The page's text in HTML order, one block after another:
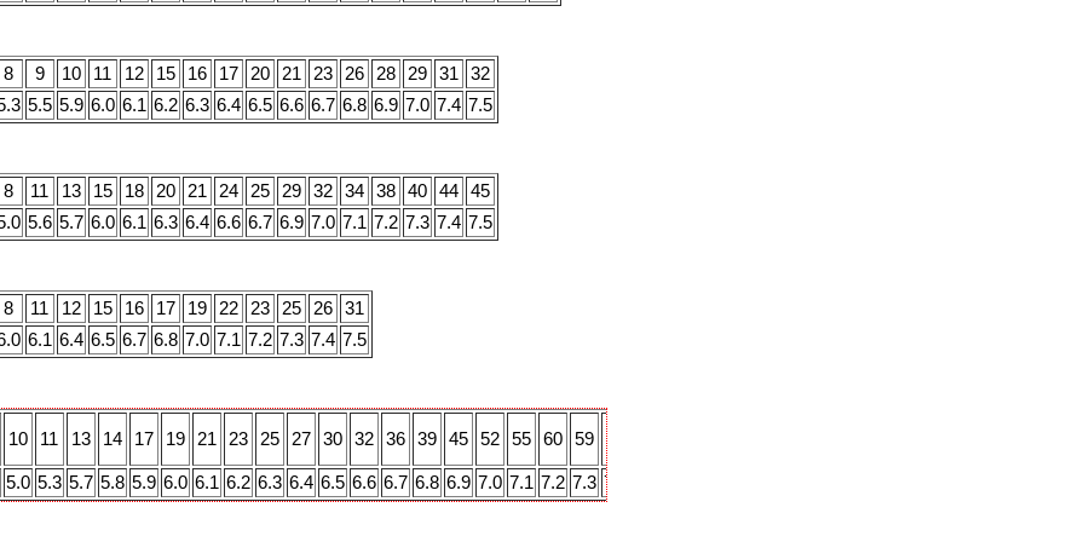
8 9 10 11 12 15 16 17 20 21 23 26 28 29 31
32
5.5 5.9 6.0 6.1 6.2 6.3 6.4 6.5 6.6 6.7 6.8 6.9 7.0 7.4 7.5
8 11 13 15 18 20 21 24 25 29 32 34 38 40 44
45
5.6 5.7 6.0 6.1 6.3 6.4 6.6 6.7 6.9 7.0 7.1 7.2 7.3 7.4 7.5
8 11 12 15 16 17 19 22 23 25 26
31
6.1 6.4 6.5 6.7 6.8 7.0 7.1 7.2 7.3 7.4 7.5
10 11 13 14 17 19 21 23 25 27 30 32 36 39 45 52 55 60 59 73
5.0 5.3 5.7 5.8 5.9 6.0 6.1 6.2 6.3 6.4 6.5 6.6 6.7 6.8 6.9 7.0 7.1 7.2 7.3 7.4